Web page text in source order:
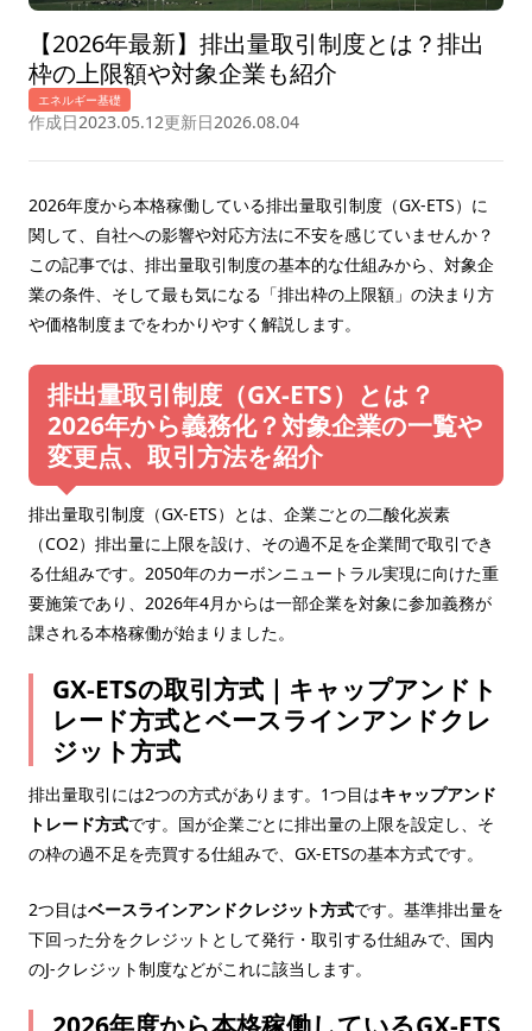
エネルギー基礎
作成日2023.05.12更新日2026.08.04
【2026年最新】排出量取引制度とは？排出
枠の上限額や対象企業も紹介
2026年度から本格稼働している排出量取引制度（GX-ETS）に
関して、自社への影響や対応方法に不安を感じていませんか？
この記事では、排出量取引制度の基本的な仕組みから、対象企
業の条件、そして最も気になる「排出枠の上限額」の決まり方
や価格制度までをわかりやすく解説します。
排出量取引制度（GX-ETS）とは？
2026年から義務化？対象企業の一覧や
変更点、取引方法を紹介
排出量取引制度（GX-ETS）とは、企業ごとの二酸化炭素
（CO2）排出量に上限を設け、その過不足を企業間で取引でき
る仕組みです。2050年のカーボンニュートラル実現に向けた重
要施策であり、2026年4月からは一部企業を対象に参加義務が
課される本格稼働が始まりました。
GX-ETSの取引方式｜キャップアンドト
レード方式とベースラインアンドクレ
ジット方式
排出量取引には2つの方式があります。1つ目はキャップアンド
トレード方式です。国が企業ごとに排出量の上限を設定し、そ
の枠の過不足を売買する仕組みで、GX-ETSの基本方式です。
2つ目はベースラインアンドクレジット方式です。基準排出量を
下回った分をクレジットとして発行・取引する仕組みで、国内
のJ-クレジット制度などがこれに該当します。